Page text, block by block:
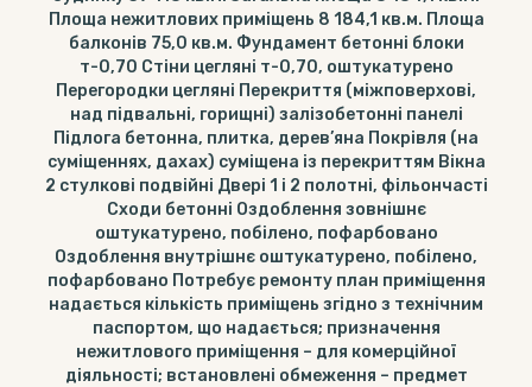
Площа нежитлових приміщень 8 184,1 кв.м. Площа
балконів 75,0 кв.м. Фундамент бетонні блоки
т-0,70 Стіни цегляні т-0,70, оштукатурено
Перегородки цегляні Перекриття (міжповерхові,
над підвальні, горищні) залізобетонні панелі
Підлога бетонна, плитка, дерев’яна Покрівля (на
суміщеннях, дахах) суміщена із перекриттям Вікна
2 стулкові подвійні Двері 1 і 2 полотні, фільончасті
Сходи бетонні Оздоблення зовнішнє
оштукатурено, побілено, пофарбовано
Оздоблення внутрішнє оштукатурено, побілено,
пофарбовано Потребує ремонту план приміщення
надається кількість приміщень згідно з технічним
паспортом, що надається; призначення
нежитлового приміщення – для комерційної
діяльності; встановлені обмеження – предмет